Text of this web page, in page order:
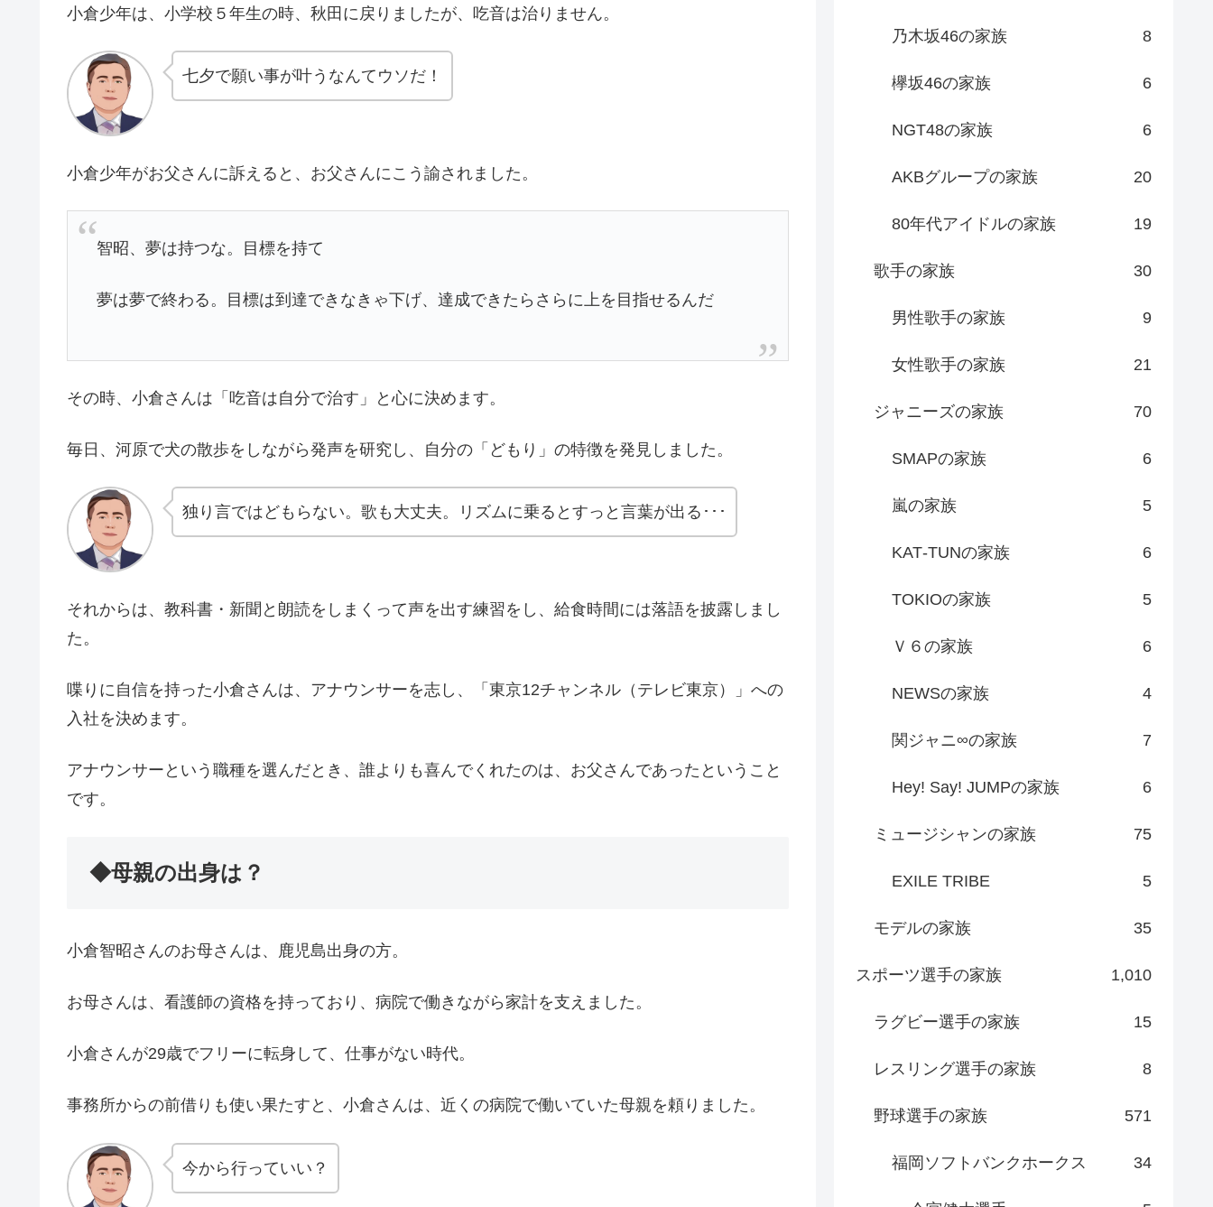
小倉少年は、小学校５年生の時、秋田に戻りましたが、吃音は治りません。
七夕で願い事が叶うなんてウソだ！
小倉少年がお父さんに訴えると、お父さんにこう諭されました。
智昭、夢は持つな。目標を持て
夢は夢で終わる。目標は到達できなきゃ下げ、達成できたらさらに上を目指せるんだ
その時、小倉さんは「吃音は自分で治す」と心に決めます。
毎日、河原で犬の散歩をしながら発声を研究し、自分の「どもり」の特徴を発見しました。
独り言ではどもらない。歌も大丈夫。リズムに乗るとすっと言葉が出る･･･
それからは、教科書・新聞と朗読をしまくって声を出す練習をし、給食時間には落語を披露しまし
た。
喋りに自信を持った小倉さんは、アナウンサーを志し、「東京12チャンネル（テレビ東京）」への
入社を決めます。
アナウンサーという職種を選んだとき、誰よりも喜んでくれたのは、お父さんであったということ
です。
◆母親の出身は？
小倉智昭さんのお母さんは、鹿児島出身の方。
お母さんは、看護師の資格を持っており、病院で働きながら家計を支えました。
小倉さんが29歳でフリーに転身して、仕事がない時代。
事務所からの前借りも使い果たすと、小倉さんは、近くの病院で働いていた母親を頼りました。
今から行っていい？
乃木坂46の家族 8
欅坂46の家族 6
NGT48の家族 6
AKBグループの家族 20
80年代アイドルの家族 19
歌手の家族 30
男性歌手の家族 9
女性歌手の家族 21
ジャニーズの家族 70
SMAPの家族 6
嵐の家族 5
KAT‐TUNの家族 6
TOKIOの家族 5
Ｖ６の家族 6
NEWSの家族 4
関ジャニ∞の家族 7
Hey! Say! JUMPの家族 6
ミュージシャンの家族 75
EXILE TRIBE 5
モデルの家族 35
スポーツ選手の家族 1,010
ラグビー選手の家族 15
レスリング選手の家族 8
野球選手の家族 571
福岡ソフトバンクホークス 34